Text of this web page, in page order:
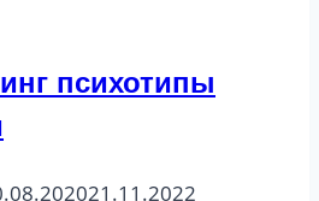
психотипы
21.11.2022